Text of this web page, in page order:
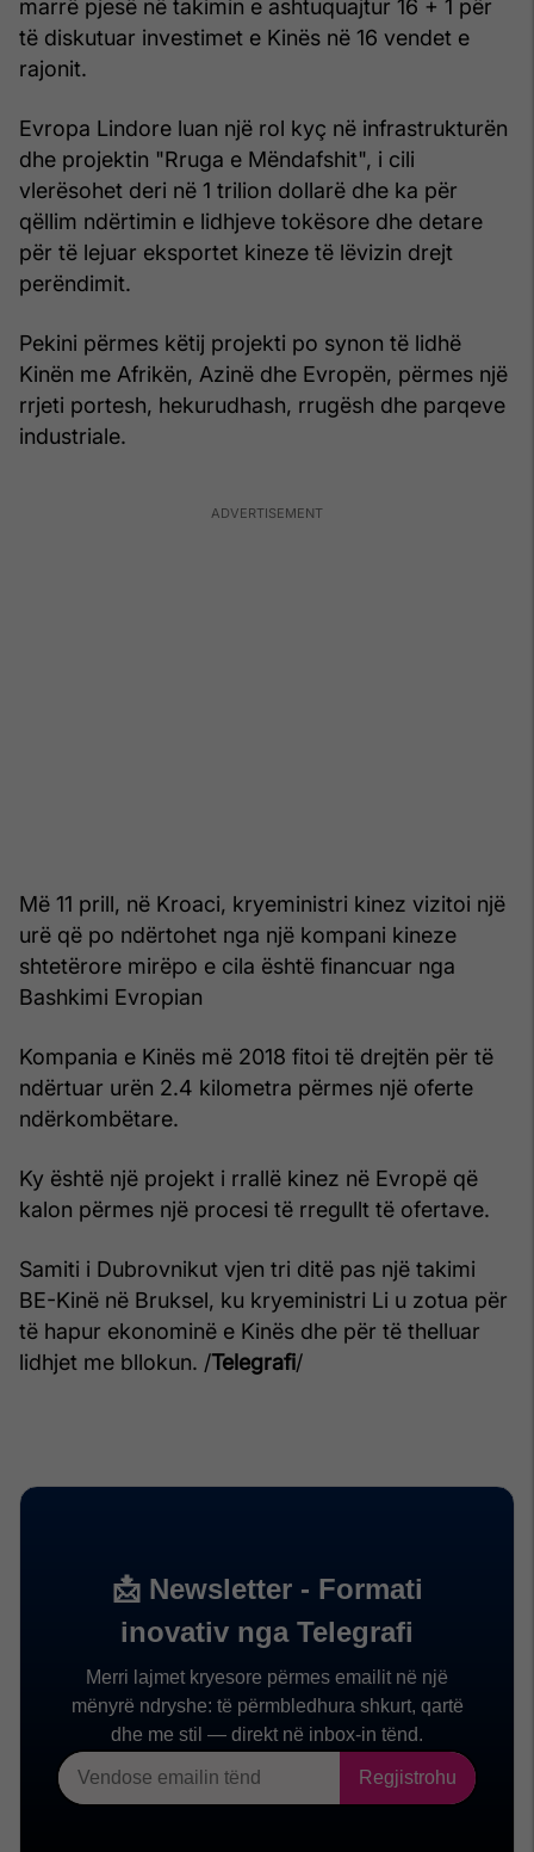
marrë pjesë në takimin e ashtuquajtur 16 + 1 për
të diskutuar investimet e Kinës në 16 vendet e
rajonit.
Evropa Lindore luan një rol kyç në infrastrukturën
dhe projektin "Rruga e Mëndafshit", i cili
vlerësohet deri në 1 trilion dollarë dhe ka për
qëllim ndërtimin e lidhjeve tokësore dhe detare
për të lejuar eksportet kineze të lëvizin drejt
perëndimit.
Pekini përmes këtij projekti po synon të lidhë
Kinën me Afrikën, Azinë dhe Evropën, përmes një
rrjeti portesh, hekurudhash, rrugësh dhe parqeve
industriale.
Më 11 prill, në Kroaci, kryeministri kinez vizitoi një
urë që po ndërtohet nga një kompani kineze
shtetërore mirëpo e cila është financuar nga
Bashkimi Evropian
Kompania e Kinës më 2018 fitoi të drejtën për të
ndërtuar urën 2.4 kilometra përmes një oferte
ndërkombëtare.
Ky është një projekt i rrallë kinez në Evropë që
kalon përmes një procesi të rregullt të ofertave.
Samiti i Dubrovnikut vjen tri ditë pas një takimi
BE-Kinë në Bruksel, ku kryeministri Li u zotua për
të hapur ekonominë e Kinës dhe për të thelluar
lidhjet me bllokun. /Telegrafi/